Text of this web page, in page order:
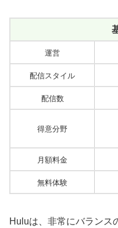
運営
配信スタイル
配信数
得意分野
月額料金
無料体験
Huluは、非常にバランス